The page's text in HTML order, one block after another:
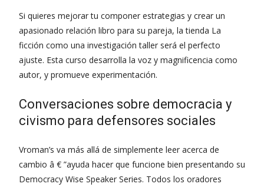
Si quieres mejorar tu componer estrategias y crear un
apasionado relación libro para su pareja, la tienda La
ficción como una investigación taller será el perfecto
ajuste. Esta curso desarrolla la voz y magnificencia como
autor, y promueve experimentación.
Conversaciones sobre democracia y
civismo para defensores sociales
Vroman’s va más allá de simplemente leer acerca de
cambio â € ”ayuda hacer que funcione bien presentando su
Democracy Wise Speaker Series. Todos los oradores